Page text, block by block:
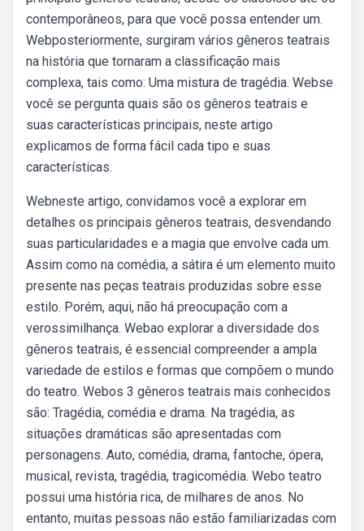
contemporâneos, para que você possa entender um.
Webposteriormente, surgiram vários gêneros teatrais
na história que tornaram a classificação mais
complexa, tais como: Uma mistura de tragédia. Webse
você se pergunta quais são os gêneros teatrais e
suas características principais, neste artigo
explicamos de forma fácil cada tipo e suas
características.
Webneste artigo, convidamos você a explorar em
detalhes os principais gêneros teatrais, desvendando
suas particularidades e a magia que envolve cada um.
Assim como na comédia, a sátira é um elemento muito
presente nas peças teatrais produzidas sobre esse
estilo. Porém, aqui, não há preocupação com a
verossimilhança. Webao explorar a diversidade dos
gêneros teatrais, é essencial compreender a ampla
variedade de estilos e formas que compõem o mundo
do teatro. Webos 3 gêneros teatrais mais conhecidos
são: Tragédia, comédia e drama. Na tragédia, as
situações dramáticas são apresentadas com
personagens. Auto, comédia, drama, fantoche, ópera,
musical, revista, tragédia, tragicomédia. Webo teatro
possui uma história rica, de milhares de anos. No
entanto, muitas pessoas não estão familiarizadas com